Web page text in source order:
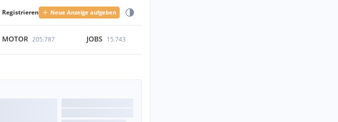
Registrieren Neue Anzeige aufgeben
205.787 JOBS 15.743